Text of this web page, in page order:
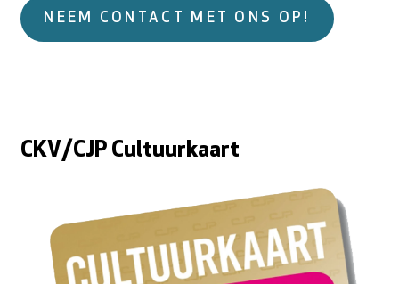
NEEM CONTACT MET ONS OP!
CKV/CJP Cultuurkaart